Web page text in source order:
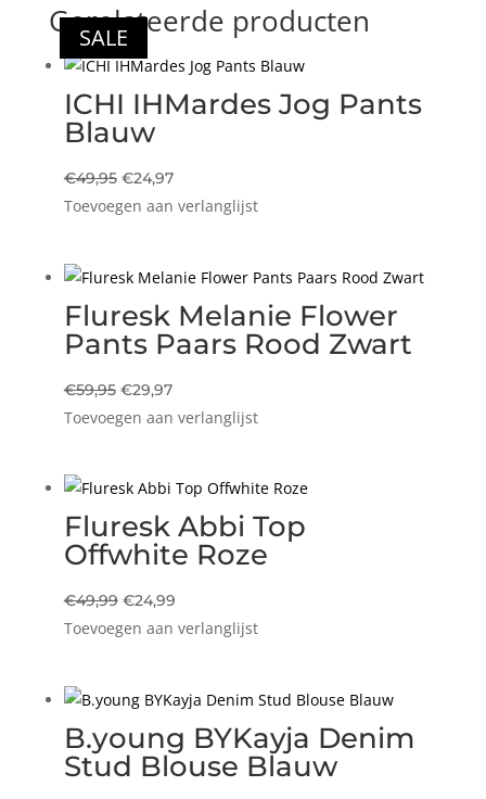
Gerelateerde producten
SALE
ICHI IHMardes Jog Pants
Blauw
€49,95 Oorspronkelijke
prijs
€24,97Huidige
prijs
Toevoegen aan verlanglijst
SALE
Fluresk Melanie Flower
Pants Paars Rood Zwart
€59,95 Oorspronkelijke
prijs
€29,97Huidige
prijs
Toevoegen aan verlanglijst
SALE
Fluresk Abbi Top
Offwhite Roze
€49,99 Oorspronkelijke
prijs
€24,99Huidige
prijs
Toevoegen aan verlanglijst
SALE
B.young BYKayja Denim
Stud Blouse Blauw